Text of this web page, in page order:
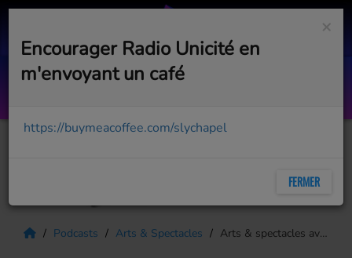
Le cowboy urbain sur la route
Podcasts Arts & Spectacles Arts & spectacles avec Gaëtan Vaudry (Billy Tellier, Christian Marc Gendron, décès de Victor Willis de Village People)
×
Encourager Radio Unicité en
m'envoyant un café
https://buymeacoffee.com/slychapel
FERMER